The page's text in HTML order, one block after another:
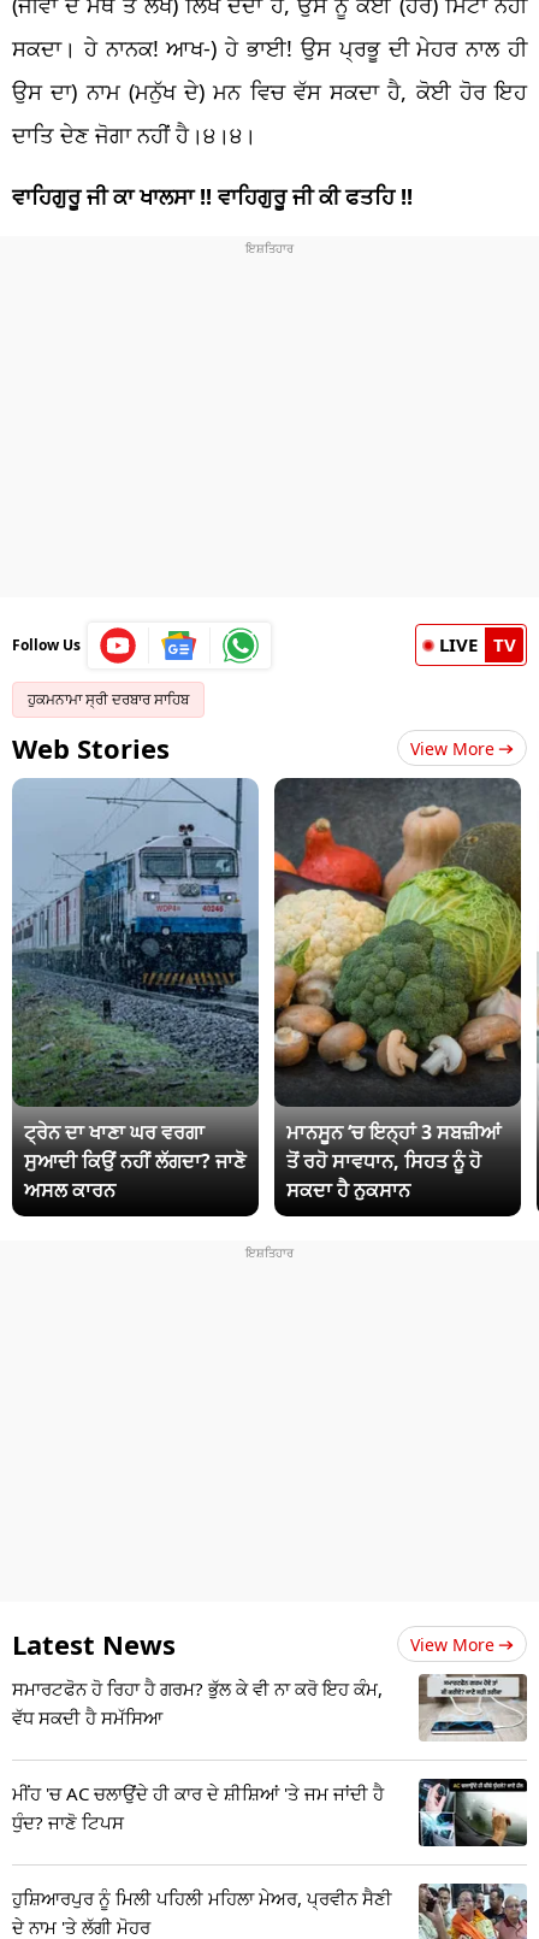
ਸਕਦਾ। ਹੇ ਨਾਨਕ! ਆਖ-) ਹੇ ਭਾਈ! ਉਸ ਪ੍ਰਭੂ ਦੀ ਮੇਹਰ ਨਾਲ ਹੀ
ਉਸ ਦਾ) ਨਾਮ (ਮਨੁੱਖ ਦੇ) ਮਨ ਵਿਚ ਵੱਸ ਸਕਦਾ ਹੈ, ਕੋਈ ਹੋਰ ਇਹ
ਦਾਤਿ ਦੇਣ ਜੋਗਾ ਨਹੀਂ ਹੈ।੪।੪।
ਵਾਹਿਗੁਰੂ ਜੀ ਕਾ ਖਾਲਸਾ !! ਵਾਹਿਗੁਰੂ ਜੀ ਕੀ ਫਤਹਿ !!
Follow Us LIVE TV
ਹੁਕਮਨਾਮਾ ਸ੍ਰੀ ਦਰਬਾਰ ਸਾਹਿਬ
Web Stories View More
ਟ੍ਰੇਨ ਦਾ ਖਾਣਾ ਘਰ ਵਰਗਾ
ਸੁਆਦੀ ਕਿਉਂ ਨਹੀਂ ਲੱਗਦਾ? ਜਾਣੋ
ਅਸਲ ਕਾਰਨ
ਮਾਨਸੂਨ ‘ਚ ਇਨ੍ਹਾਂ 3 ਸਬਜ਼ੀਆਂ
ਤੋਂ ਰਹੋ ਸਾਵਧਾਨ, ਸਿਹਤ ਨੂੰ ਹੋ
ਸਕਦਾ ਹੈ ਨੁਕਸਾਨ
Latest News View More
ਸਮਾਰਟਫੋਨ ਹੋ ਰਿਹਾ ਹੈ ਗਰਮ? ਭੁੱਲ ਕੇ ਵੀ ਨਾ ਕਰੋ ਇਹ ਕੰਮ,
ਵੱਧ ਸਕਦੀ ਹੈ ਸਮੱਸਿਆ
ਮੀਂਹ 'ਚ AC ਚਲਾਉਂਦੇ ਹੀ ਕਾਰ ਦੇ ਸ਼ੀਸ਼ਿਆਂ 'ਤੇ ਜਮ ਜਾਂਦੀ ਹੈ
ਧੁੰਦ? ਜਾਣੋ ਟਿਪਸ
ਹੁਸ਼ਿਆਰਪੁਰ ਨੂੰ ਮਿਲੀ ਪਹਿਲੀ ਮਹਿਲਾ ਮੇਅਰ, ਪ੍ਰਵੀਨ ਸੈਣੀ
ਦੇ ਨਾਮ 'ਤੇ ਲੱਗੀ ਮੋਹਰ